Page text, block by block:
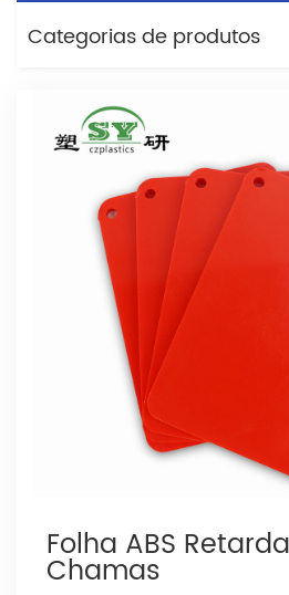
Categorias de produtos
Folha ABS
Chamas